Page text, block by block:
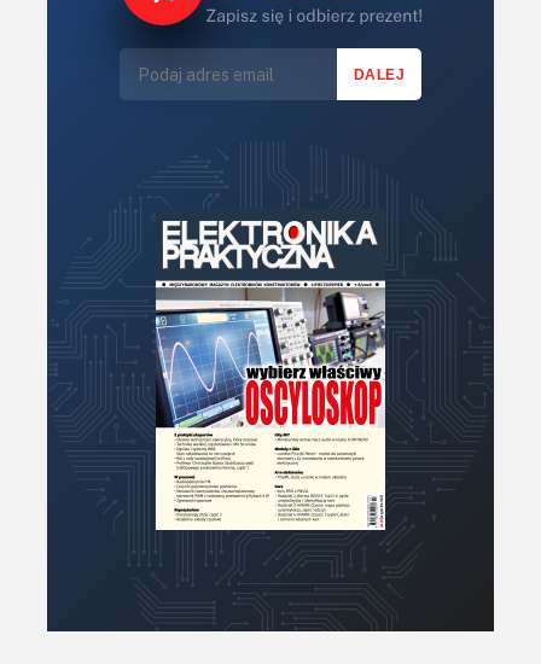
LED/LCD/OLED
Mechatronika
Optoelektronika
PCB/Montaż
Podstawy elektroniki
Podzespoły bierne
Półprzewodniki
Pomiary i testy
Projektowanie